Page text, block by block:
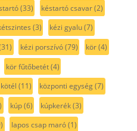
(33) késtartó csavar(2)
(3) kézi gyalu(7)
kézi porszívó(79) kör(4)
kör fűtőbetét(4)
kötél (11) központi egység(7)
kúp(6) kúpkerék(3)
lapos csap maró(1)